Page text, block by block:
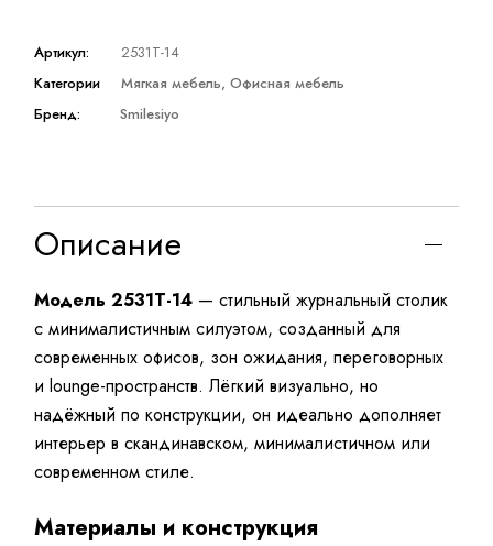
Артикул:
2531T-14
Категории
Мягкая мебель,Офисная мебель
Бренд:
Smilesiyo
Описание
Модель 2531T-14 — стильный журнальный столик
с минималистичным силуэтом, созданный для
современных офисов, зон ожидания, переговорных
и lounge-пространств. Лёгкий визуально, но
надёжный по конструкции, он идеально дополняет
интерьер в скандинавском, минималистичном или
современном стиле.
Материалы и конструкция